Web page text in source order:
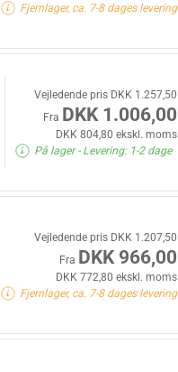
Fjernlager, ca. 7-8 dages levering
Vejledende pris DKK 1.257,50
Fra DKK 1.006,00
DKK 804,80 ekskl. moms
På lager- Levering: 1-2 dage
Vejledende pris DKK 1.207,50
Fra DKK 966,00
DKK 772,80 ekskl. moms
Fjernlager, ca. 7-8 dages levering